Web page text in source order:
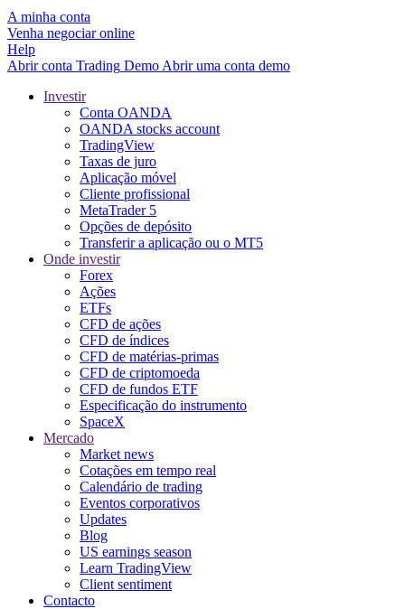
A minha conta
Venha negociar online
Help
Abrir conta Trading Demo Abrir uma conta demo
Investir
Conta OANDA
OANDA stocks account
TradingView
Taxas de juro
Aplicação móvel
Cliente profissional
MetaTrader 5
Opções de depósito
Transferir a aplicação ou o MT5
Onde investir
Forex
Ações
ETFs
CFD de ações
CFD de índices
CFD de matérias-primas
CFD de criptomoeda
CFD de fundos ETF
Especificação do instrumento
SpaceX
Mercado
Market news
Cotações em tempo real
Calendário de trading
Eventos corporativos
Updates
Blog
US earnings season
Learn TradingView
Client sentiment
Contacto